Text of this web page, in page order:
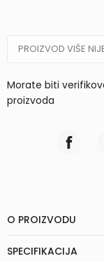
PROIZVOD VIŠE
Morate biti
proizvoda
O PROIZVODU
SPECIFIKACIJA